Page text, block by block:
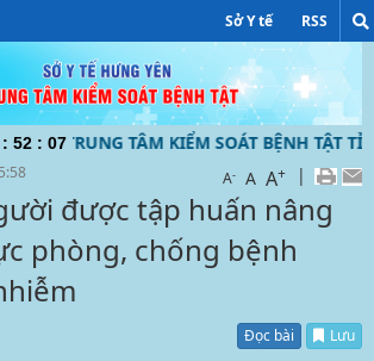
Sở Y tế RSS
: 52 : 08
TRUNG TÂM KIỂM SOÁT BỆNH TẬT
A- A A+ |
được tập huấn nâng
phòng, chống bệnh
Đọc bài Lưu